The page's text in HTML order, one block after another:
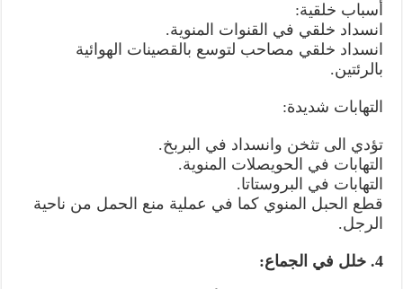
أسباب خلقية:
انسداد خلقي في القنوات المنوية.
انسداد خلقي مصاحب لتوسع بالقصينات الهوائية
بالرئتين.
التهابات شديدة:
تؤدي الى تثخن وانسداد في البربخ.
التهابات في الحويصلات المنوية.
التهابات في البروستاتا.
قطع الحبل المنوي كما في عملية منع الحمل من ناحية
الرجل.
4. خلل في الجماع: